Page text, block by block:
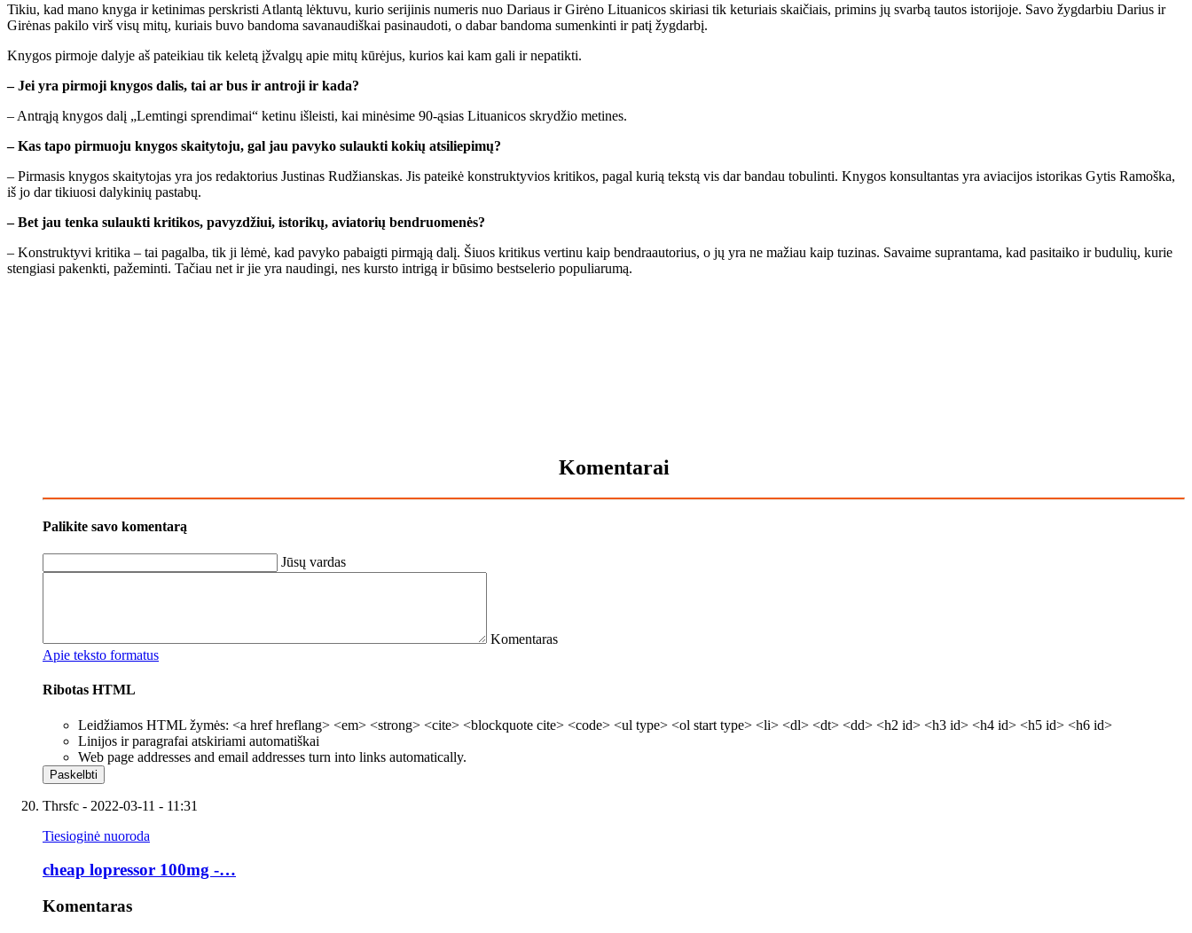
Ti­kiu, kad ma­no kny­ga ir ke­ti­ni­mas per­skris­ti At­lan­tą lėk­tu­vu, ku­rio se­ri­ji­nis nu­me­ris nuo Da­riaus ir Gi­rė­no Li­tu­a­ni­cos ski­ria­si tik ke­tu­riais skai­čiais, pri­mins jų svar­bą tau­tos is­to­ri­jo­je. Sa­vo žyg­dar­biu Da­rius ir
Gi­rė­nas pa­ki­lo virš vi­sų mi­tų, ku­riais bu­vo ban­do­ma sa­va­nau­diš­kai pa­si­nau­do­ti, o da­bar ban­do­ma su­men­kin­ti ir pa­tį žyg­dar­bį.
Kny­gos pir­mo­je da­ly­je aš pa­tei­kiau tik ke­le­tą įžval­gų apie mi­tų kū­rė­jus, ku­rios kai kam ga­li ir ne­pa­tik­ti.
– Jei yra pir­mo­ji kny­gos da­lis, tai ar bus ir ant­ro­ji ir ka­da?
– Ant­rą­ją kny­gos da­lį „Lem­tin­gi spren­di­mai“ ke­ti­nu iš­leis­ti, kai mi­nė­si­me 90-ąsias Li­tu­a­ni­cos skry­džio me­ti­nes.
– Kas ta­po pir­muo­ju kny­gos skai­ty­to­ju, gal jau pa­vy­ko su­lauk­ti ko­kių at­si­lie­pi­mų?
– Pir­ma­sis kny­gos skai­ty­to­jas yra jos re­dak­to­rius Jus­ti­nas Ru­džians­kas. Jis pa­tei­kė kon­struk­ty­vios kri­ti­kos, pa­gal ku­rią teks­tą vis dar ban­dau to­bu­lin­ti. Kny­gos kon­sul­tan­tas yra avia­ci­jos is­to­ri­kas Gy­tis Ra­moš­ka,
iš jo dar ti­kiuo­si da­ly­ki­nių pa­sta­bų.
– Bet jau ten­ka su­lauk­ti kri­ti­kos, pa­vyz­džiui, is­to­ri­kų, avia­to­rių ben­druo­me­nės?
– Kon­struk­ty­vi kri­ti­ka – tai pa­gal­ba, tik ji lė­mė, kad pa­vy­ko pa­baig­ti pir­mą­ją da­lį. Šiuos kri­ti­kus ver­ti­nu kaip ben­dra­au­to­rius, o jų yra ne ma­žiau kaip tu­zi­nas. Sa­vai­me su­pran­ta­ma, kad pa­si­tai­ko ir bu­du­lių, ku­rie
sten­gia­si pa­kenk­ti, pa­že­min­ti. Ta­čiau net ir jie yra nau­din­gi, nes kurs­to in­tri­gą ir bū­si­mo best­se­lerio po­pu­lia­ru­mą.
Komentarai
Palikite savo komentarą
Jūsų vardas
Komentaras
Apie teksto formatus
Ribotas HTML
Leidžiamos HTML žymės: <a href hreflang> <em> <strong> <cite> <blockquote cite> <code> <ul type> <ol start type> <li> <dl> <dt> <dd> <h2 id> <h3 id> <h4 id> <h5 id> <h6 id>
Linijos ir paragrafai atskiriami automatiškai
Web page addresses and email addresses turn into links automatically.
Thrsfc - 2022-03-11 - 11:31
Tiesioginė nuoroda
cheap lopressor 100mg -…
Komentaras